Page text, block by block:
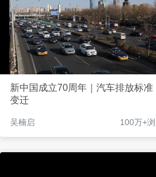
新中国成立70周年｜汽车排放标准
变迁
吴楠启
100万+浏